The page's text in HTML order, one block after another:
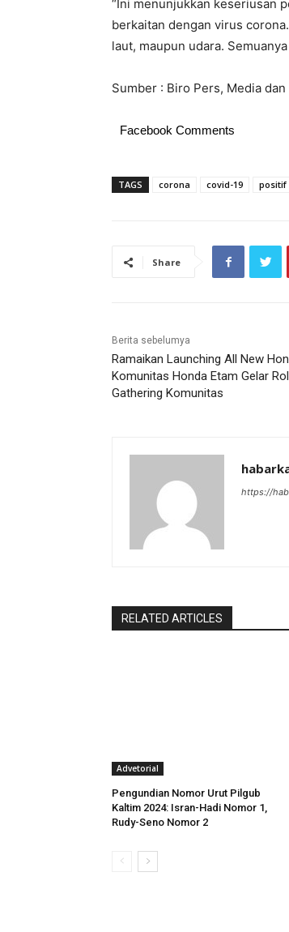
“Ini menunjukkan keseriusan
berkaitan dengan virus
laut, maupun udara.
Sumber : Biro Pers, Media
Facebook Comments
TAGS corona covid-19 positif
Share
Berita sebelumya
Ramaikan Launching All New
Komunitas Honda Etam Gelar
Gathering Komunitas
https://
RELATED ARTICLES
Advetorial
Pengundian Nomor Urut Pilgub
Kaltim 2024: Isran-Hadi Nomor 1,
Rudy-Seno Nomor 2